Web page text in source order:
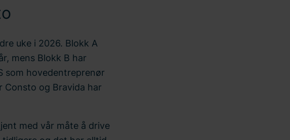
uke i 2026. Blokk A
mens Blokk B har
som hovedentreprenør
Consto og Bravida har
med vår måte å drive